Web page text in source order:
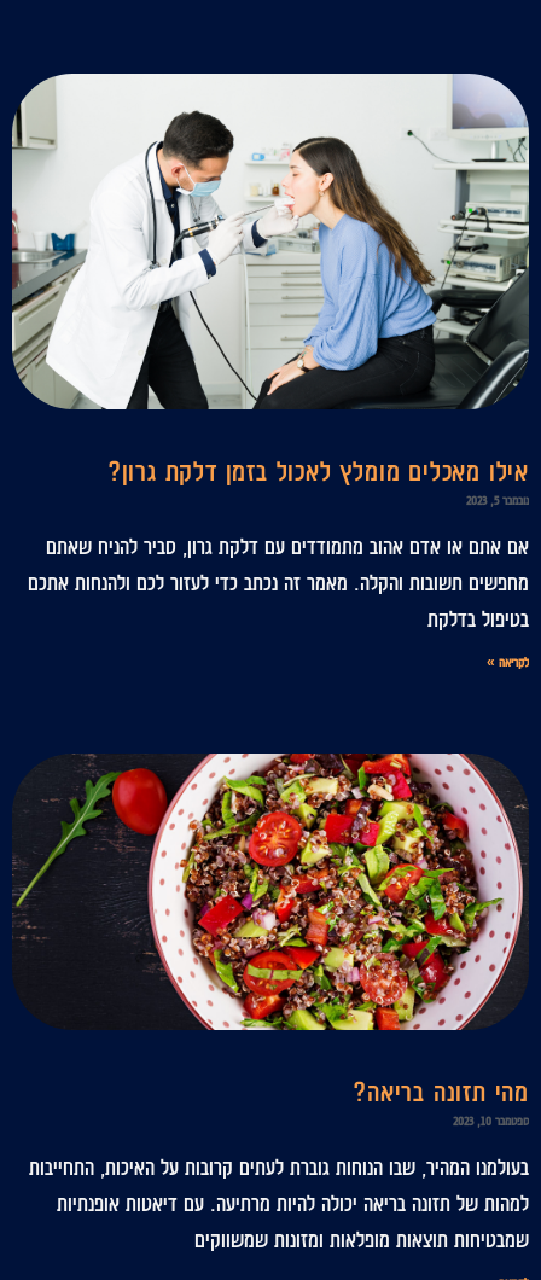
אילו מאכלים מומלץ לאכול בזמן דלקת גרון?
נובמבר 5, 2023
אם אתם או אדם אהוב מתמודדים עם דלקת גרון, סביר להניח שאתם
מחפשים תשובות והקלה. מאמר זה נכתב כדי לעזור לכם ולהנחות אתכם
בטיפול בדלקת
לקריאה »
מהי תזונה בריאה?
ספטמבר 10, 2023
בעולמנו המהיר, שבו הנוחות גוברת לעתים קרובות על האיכות, התחייבות
למהות של תזונה בריאה יכולה להיות מרתיעה. עם דיאטות אופנתיות
שמבטיחות תוצאות מופלאות ומזונות שמשווקים